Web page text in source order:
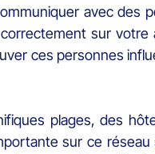
avec des
sur
ces personnes
plages, des
sur ce réseau